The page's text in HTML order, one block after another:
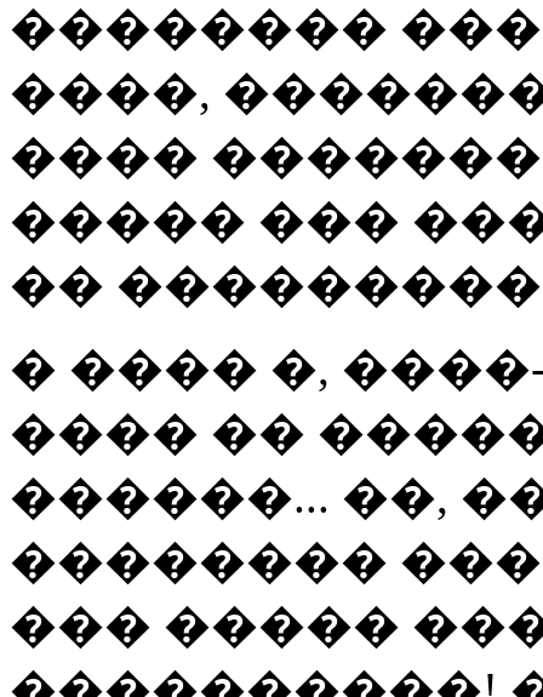
��������
����,
����
����� ���
��
� ���� �,
���� ��
������... ��,
��������
��� �����